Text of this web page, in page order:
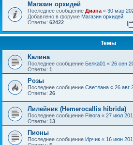
Магазин орхидей
Последнее сообщение Диана « 30 мар
Добавлено в форуме Магазин орхидей
Ответы: 62422
Темы
Калина
Последнее сообщение Белка01 « 26 сен
Ответы: 1
Розы
Последнее сообщение Светлана « 26 авг
Ответы: 26
Лилейник (Hemerocallis hibrida)
Последнее сообщение Fleora « 27 июл
Ответы: 13
Пионы
Последнее сообщение Ирчик « 16 июн